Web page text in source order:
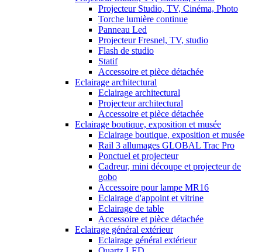
Projecteur Studio, TV, Cinéma, Photo
Torche lumière continue
Panneau Led
Projecteur Fresnel, TV, studio
Flash de studio
Statif
Accessoire et pièce détachée
Eclairage architectural
Eclairage architectural
Projecteur architectural
Accessoire et pièce détachée
Eclairage boutique, exposition et musée
Eclairage boutique, exposition et musée
Rail 3 allumages GLOBAL Trac Pro
Ponctuel et projecteur
Cadreur, mini découpe et projecteur de
gobo
Accessoire pour lampe MR16
Eclairage d'appoint et vitrine
Eclairage de table
Accessoire et pièce détachée
Eclairage général extérieur
Eclairage général extérieur